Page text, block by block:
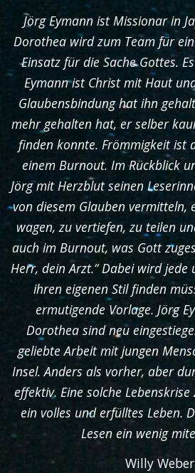
Jörg Eymann ist Missionar in
Dorothea wird zum Team für
Einsatz für die Sache Gottes.
Eymann ist Christ mit Haut
Glaubensbindung hat ihn
mehr gehalten hat, er selber
finden konnte. Frömmigkeit ist
einem Burnout. Im Rückblick
Jörg mit Herzblut seinen
von diesem Glauben vermitteln,
wagen, zu vertiefen, zu teilen
auch im Burnout, was Gott
Herr, dein Arzt.“ Dabei wird jede
ihren eigenen Stil finden
ermutigende Vorlage. Jörg
Dorothea sind neu
geliebte Arbeit mit jungen
Insel. Anders als vorher, aber
effektiv. Eine solche
ein volles und erfülltes Leben.
Lesen ein wenig
Willy Weber